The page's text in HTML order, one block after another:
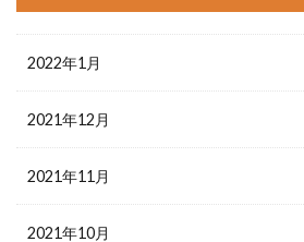
2022年1月
2021年12月
2021年11月
2021年10月